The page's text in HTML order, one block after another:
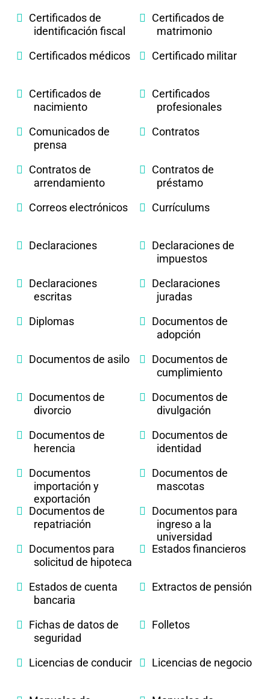
Certificados de
identificación fiscal
Certificados de
matrimonio
Certificados médicos
Certificado militar
Certificados de
nacimiento
Certificados
profesionales
Comunicados de
prensa
Contratos
Contratos de
arrendamiento
Contratos de
préstamo
Correos electrónicos
Currículums
Declaraciones
Declaraciones de
impuestos
Declaraciones
escritas
Declaraciones
juradas
Diplomas
Documentos de
adopción
Documentos de asilo
Documentos de
cumplimiento
Documentos de
divorcio
Documentos de
divulgación
Documentos de
herencia
Documentos de
identidad
Documentos
importación y
exportación
Documentos de
mascotas
Documentos de
repatriación
Documentos para
ingreso a la
universidad
Documentos para
solicitud de hipoteca
Estados financieros
Estados de cuenta
bancaria
Extractos de pensión
Fichas de datos de
seguridad
Folletos
Licencias de conducir Licencias de negocio